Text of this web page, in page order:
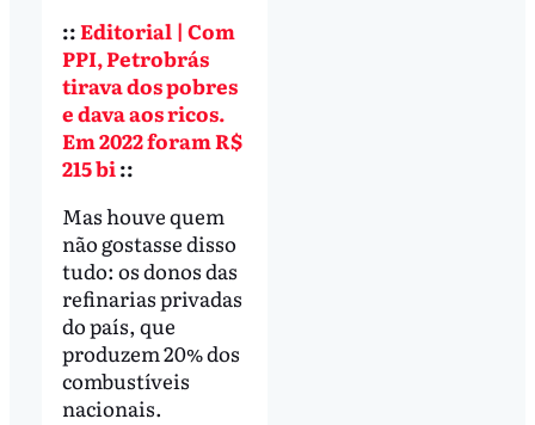
::Editorial | Com
PPI, Petrobrás
tirava dos pobres
e dava aos ricos.
Em 2022 foram R$
215 bi::
Mas houve quem
não gostasse disso
tudo: os donos das
refinarias privadas
do país, que
produzem 20% dos
combustíveis
nacionais.